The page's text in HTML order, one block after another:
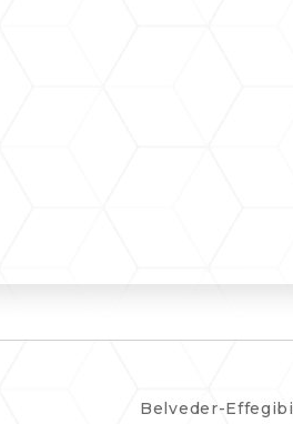
Belveder-Effegibi